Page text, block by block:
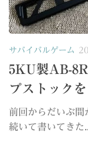
サバイバルゲーム
5KU製AB-
プストック
前回からだいぶ間
続いて書いてきた...